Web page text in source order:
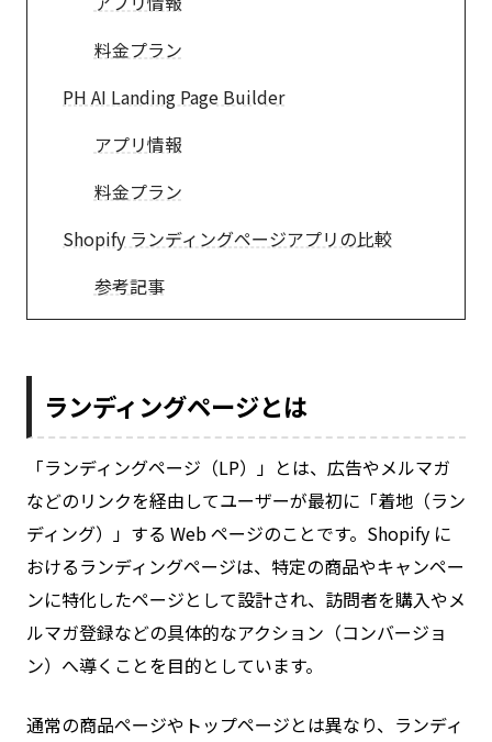
料金プラン
PH AI Landing Page Builder
アプリ情報
料金プラン
Shopify ランディングページアプリの比較
参考記事
ランディングページとは
「ランディングページ（LP）」とは、広告やメルマガ
などのリンクを経由してユーザーが最初に「着地（ラン
ディング）」する Web ページのことです。Shopify に
おけるランディングページは、特定の商品やキャンペー
ンに特化したページとして設計され、訪問者を購入やメ
ルマガ登録などの具体的なアクション（コンバージョ
ン）へ導くことを目的としています。
通常の商品ページやトップページとは異なり、ランディ